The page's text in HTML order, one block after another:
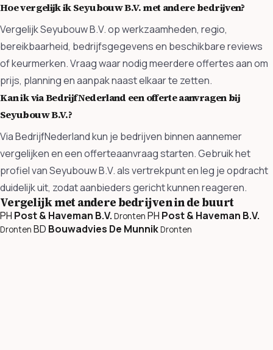
Hoe vergelijk ik Seyubouw B.V. met andere bedrijven?
Vergelijk Seyubouw B.V. op werkzaamheden, regio,
bereikbaarheid, bedrijfsgegevens en beschikbare reviews
of keurmerken. Vraag waar nodig meerdere offertes aan om
prijs, planning en aanpak naast elkaar te zetten.
Kan ik via BedrijfNederland een offerte aanvragen bij
Seyubouw B.V.?
Via BedrijfNederland kun je bedrijven binnen aannemer
vergelijken en een offerteaanvraag starten. Gebruik het
profiel van Seyubouw B.V. als vertrekpunt en leg je opdracht
duidelijk uit, zodat aanbieders gericht kunnen reageren.
Vergelijk met andere bedrijven in de buurt
PH Post & Haveman B.V. Dronten PH Post & Haveman B.V.
Dronten BD Bouwadvies De MunnikDronten